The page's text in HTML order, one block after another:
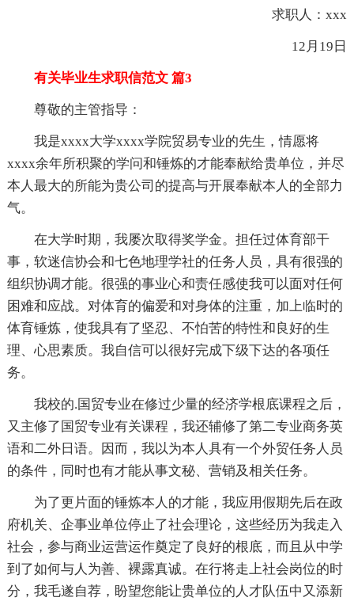
求职人：xxx
12月19日
有关毕业生求职信范文 篇3
尊敬的主管指导：
我是xxxx大学xxxx学院贸易专业的先生，情愿将
xxxx余年所积聚的学问和锤炼的才能奉献给贵单位，并尽
本人最大的所能为贵公司的提高与开展奉献本人的全部力
气。
在大学时期，我屡次取得奖学金。担任过体育部干
事，软迷信协会和七色地理学社的任务人员，具有很强的
组织协调才能。很强的事业心和责任感使我可以面对任何
困难和应战。对体育的偏爱和对身体的注重，加上临时的
体育锤炼，使我具有了坚忍、不怕苦的特性和良好的生
理、心思素质。我自信可以很好完成下级下达的各项任
务。
我校的.国贸专业在修过少量的经济学根底课程之后，
又主修了国贸专业有关课程，我还辅修了第二专业商务英
语和二外日语。因而，我以为本人具有一个外贸任务人员
的条件，同时也有才能从事文秘、营销及相关任务。
为了更片面的锤炼本人的才能，我应用假期先后在政
府机关、企事业单位停止了社会理论，这些经历为我走入
社会，参与商业运营运作奠定了良好的根底，而且从中学
到了如何与人为善、裸露真诚。在行将走上社会岗位的时
分，我毛遂自荐，盼望您能让贵单位的人才队伍中又添新